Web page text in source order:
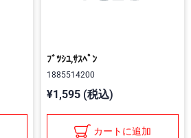
ﾌﾞﾂｼﾕ,ｻｽﾍﾟﾝ
1885514200
¥1,595 (税込)
カートに追加